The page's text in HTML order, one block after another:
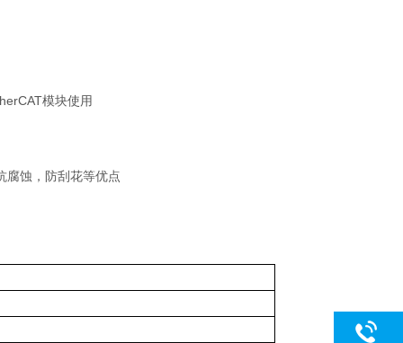
模块使用
腐蚀，防刮花等优点